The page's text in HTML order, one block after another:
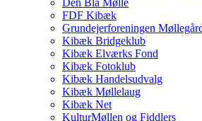
Den Blå Mølle
FDF Kibæk
Grundejerforeningen
Kibæk Bridgeklub
Kibæk Elværks Fond
Kibæk Fotoklub
Kibæk Handelsudvalg
Kibæk Møllelaug
Kibæk Net
KulturMøllen og Fiddlers